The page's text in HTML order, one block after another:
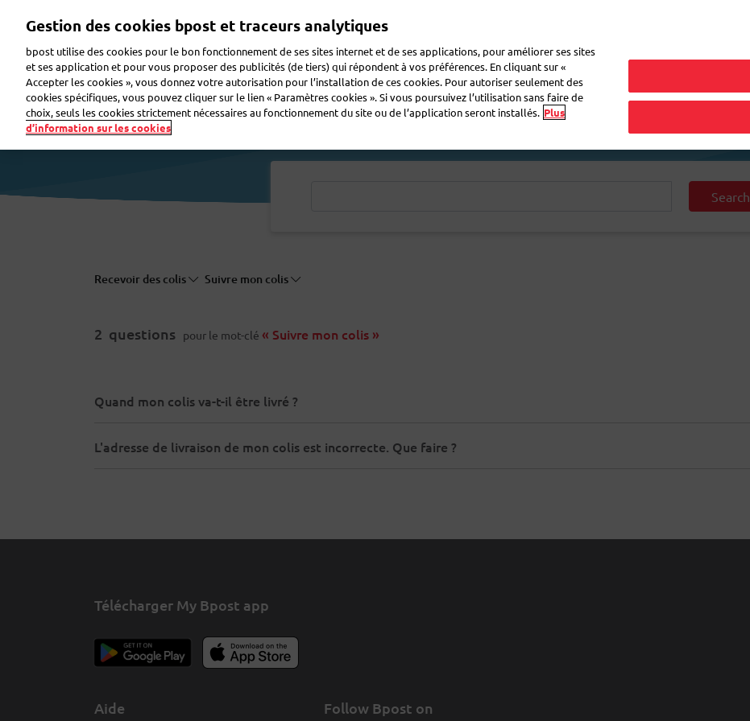
principal
Faire de la publicité Envoyer des colis Envoyer du courrier Recevoir du courrier Logistique FAQ eShop
Search
Recevoir des colis Suivre mon colis
2 questions pour le mot-clé « Suivre mon colis »
Quand mon colis va-t-il être livré ?
L'adresse de livraison de mon colis est incorrecte. Que faire ?
Télécharger My Bpost app
Aide Follow Bpost on
Gestion des cookies bpost et traceurs analytiques
bpost utilise des cookies pour le bon fonctionnement de ses sites internet et de ses applications, pour améliorer ses sites
et ses application et pour vous proposer des publicités (de tiers) qui répondent à vos préférences. En cliquant sur «
Accepter les cookies », vous donnez votre autorisation pour l’installation de ces cookies. Pour autoriser seulement des
cookies spécifiques, vous pouvez cliquer sur le lien « Paramètres cookies ». Si vous poursuivez l’utilisation sans faire de
choix, seuls les cookies strictement nécessaires au fonctionnement du site ou de l’application seront installés. Plus
d’information sur les cookies